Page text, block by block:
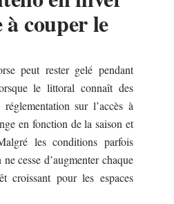
à couper le
peut rester gelé pendant
le littoral connaît des
sur l’accès à
en fonction de la saison et
les conditions parfois
cesse d’augmenter chaque
croissant pour les espaces